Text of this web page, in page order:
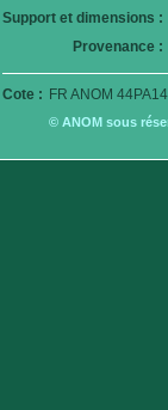
Support et dimensions :
Provenance :
Cote : FR ANOM
© ANOM sous